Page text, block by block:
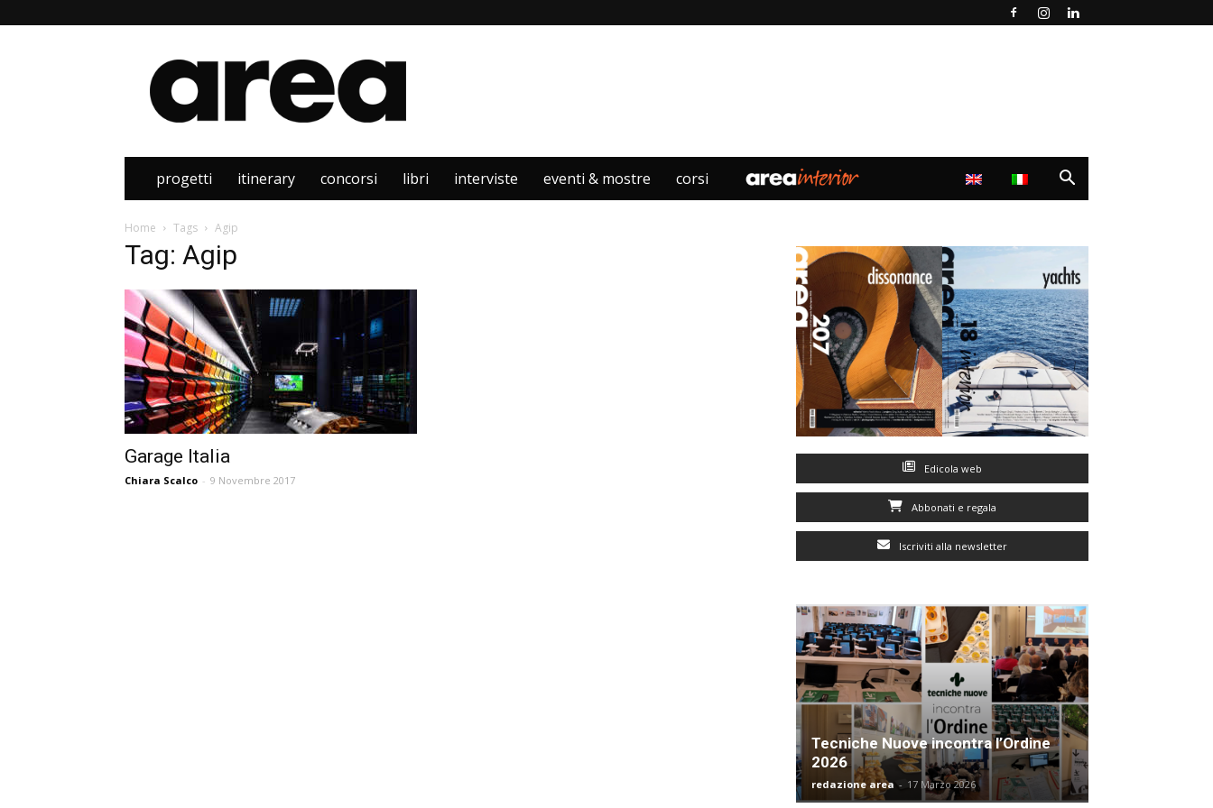
Area
progetti itinerary concorsi libri interviste eventi & mostre corsi
Home Tags Agip
Tag: Agip
Garage Italia
Chiara Scalco - 9 Novembre 2017
Edicola web
Abbonati e regala
Iscriviti alla newsletter
Tecniche Nuove incontra l’Ordine
2026
redazione area - 17 Marzo 2026